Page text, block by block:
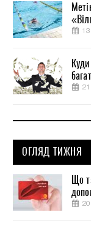
ОГЛЯД ТИЖНЯ
Що